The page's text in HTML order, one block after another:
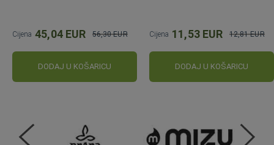
Cijena 45,04 EUR
cijena
56,30 EUR
DODAJ U KOŠARICU
Cijena 11,53 EUR
cijena
12,81 EUR
DODAJ U KOŠARICU